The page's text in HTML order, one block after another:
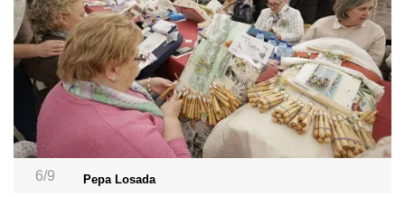
6/9 Pepa Losada